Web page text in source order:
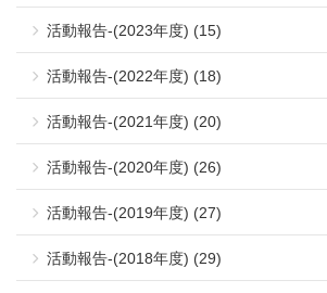
活動報告-(2023年度) (15)
活動報告-(2022年度) (18)
活動報告-(2021年度) (20)
活動報告-(2020年度) (26)
活動報告-(2019年度) (27)
活動報告-(2018年度) (29)